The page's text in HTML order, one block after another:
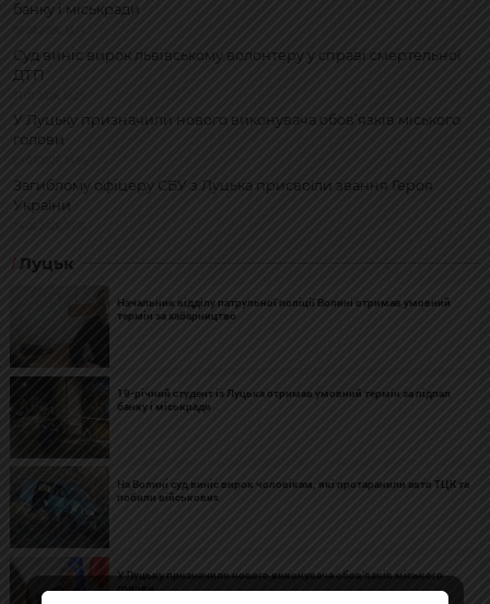
банку і міськради
Суд виніс вирок львівському волонтеру у справі смертельної
ДТП
У Луцьку призначили нового виконувача обов’язків міського
голови
Загиблому офіцеру СБУ з Луцька присвоїли звання Героя
України
Луцьк
Начальник відділу патрульної поліції Волині отримав умовний
термін за хабарництво
19-річний студент із Луцька отримав умовний термін за підпал
банку і міськради
На Волині суд виніс вирок чоловікам, які протаранили авто ТЦК та
побили військових
У Луцьку призначили нового виконувача обов’язків міського
голови